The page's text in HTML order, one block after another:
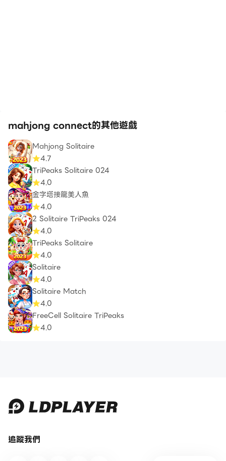
mahjong connect的其他遊戲
Mahjong Solitaire
4.7
TriPeaks Solitaire 024
4.0
金字塔接龍美人魚
4.0
2 Solitaire TriPeaks 024
4.0
TriPeaks Solitaire
4.0
Solitaire
4.0
Solitaire Match
4.0
FreeCell Solitaire TriPeaks
4.0
追蹤我們